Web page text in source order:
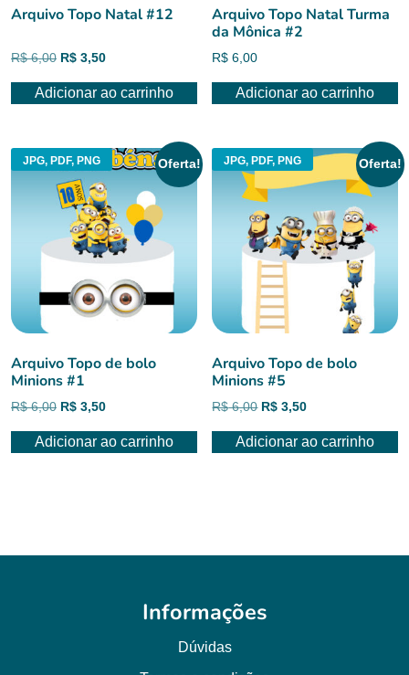
Arquivo Topo Natal #12
R$6,00 O
original
R$ 3,50O
atual
Adicionar ao carrinho
Arquivo Topo Natal Turma
da Mônica #2
R$ 6,00
Adicionar ao carrinho
JPG, PDF, PNG Oferta!
Arquivo Topo de bolo
Minions #1
R$6,00 O
original
R$ 3,50O
atual
Adicionar ao carrinho
JPG, PDF, PNG Oferta!
Arquivo Topo de bolo
Minions #5
R$6,00 O
original
R$ 3,50O
atual
Adicionar ao carrinho
Informações
Dúvidas